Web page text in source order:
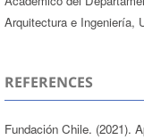
Arquitectura e Ingeniería,
REFERENCES
Fundación Chile. (2021).